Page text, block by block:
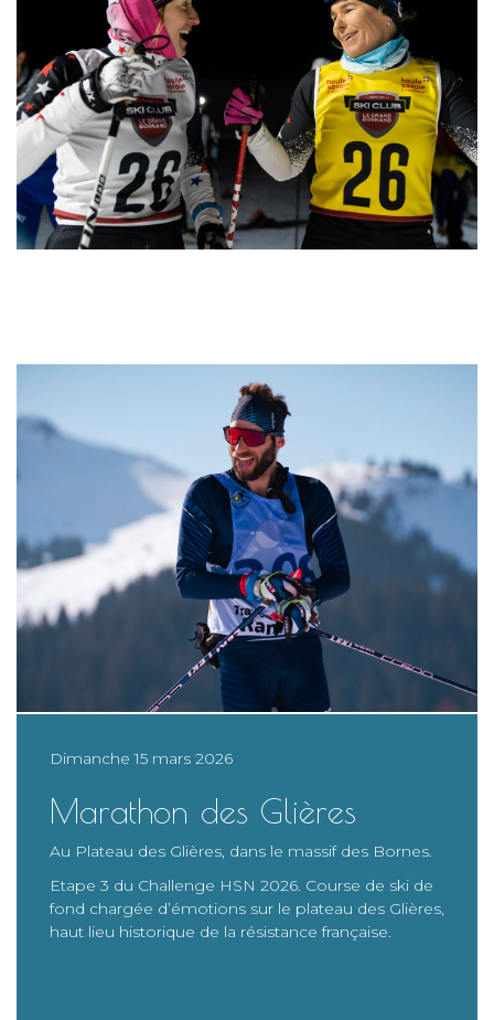
Dimanche 15 mars 2026
Marathon des Glières
Au Plateau des Glières, dans le massif des Bornes.
Etape 3 du Challenge HSN 2026. Course de ski de
fond chargée d’émotions sur le plateau des Glières,
haut lieu historique de la résistance française.